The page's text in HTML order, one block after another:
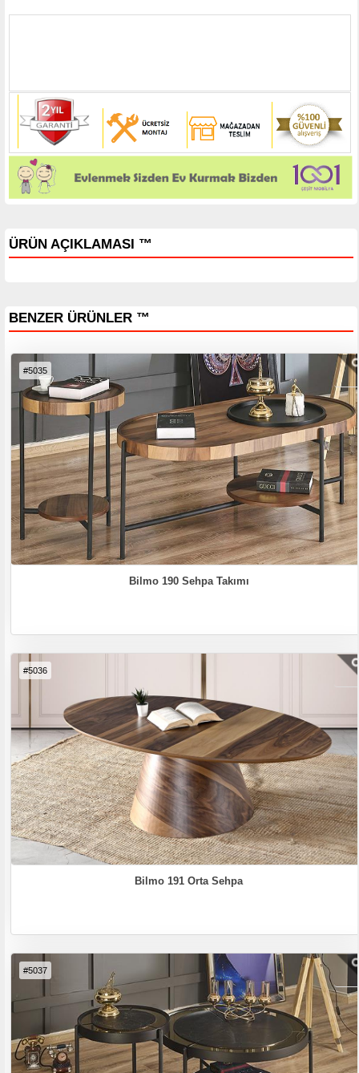
ÜRÜN AÇIKLAMASI ™
BENZER ÜRÜNLER ™
#5035
Bilmo 190 Sehpa Takımı
#5036
Bilmo 191 Orta Sehpa
#5037